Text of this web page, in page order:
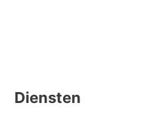
Diensten